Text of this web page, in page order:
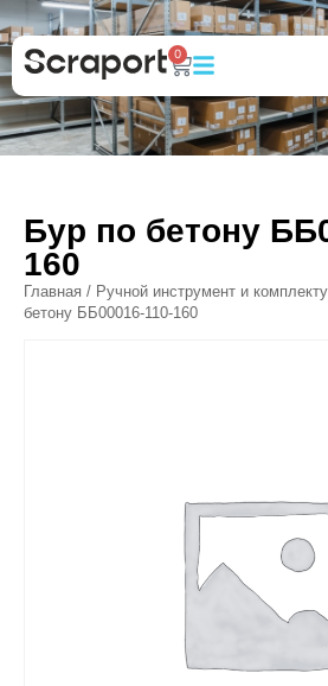
0
Бур по бетону
160
Главная / Ручной инструмент и
бетону ББ00016-110-160